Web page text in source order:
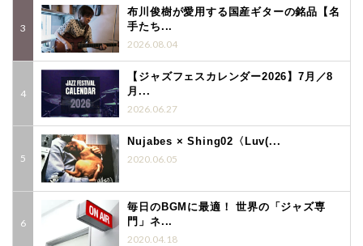
布川俊樹が愛用する国産ギターの銘品【名
手たち...
2026.08.04
【ジャズフェスカレンダー2026】7月／8
月...
2026.06.27
Nujabes × Shing02〈Luv(...
2020.06.05
毎日のBGMに最適！ 世界の「ジャズ専
門」ネ...
2020.04.18